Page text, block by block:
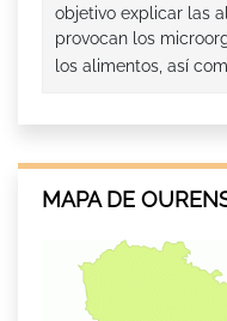
objetivo explicar las
provocan los
los alimentos, así
MAPA DE